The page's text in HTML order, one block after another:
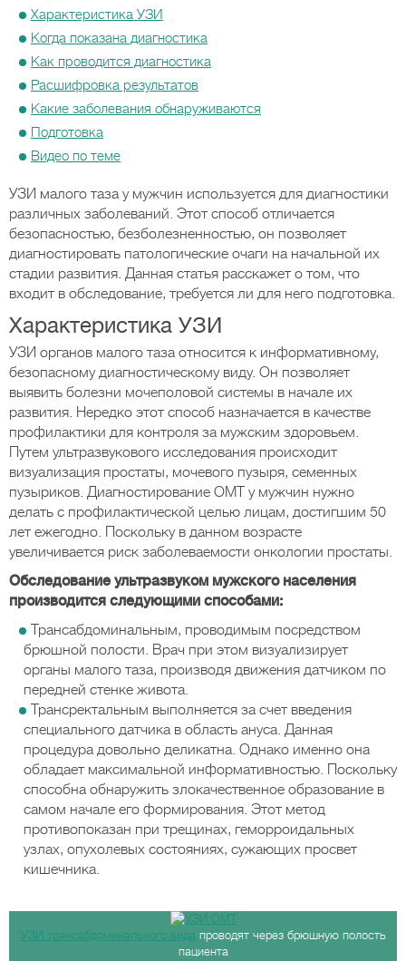
Характеристика УЗИ
Когда показана диагностика
Как проводится диагностика
Расшифровка результатов
Какие заболевания обнаруживаются
Подготовка
Видео по теме
УЗИ малого таза у мужчин используется для диагностики
различных заболеваний. Этот способ отличается
безопасностью, безболезненностью, он позволяет
диагностировать патологические очаги на начальной их
стадии развития. Данная статья расскажет о том, что
входит в обследование, требуется ли для него подготовка.
Характеристика УЗИ
УЗИ органов малого таза относится к информативному,
безопасному диагностическому виду. Он позволяет
выявить болезни мочеполовой системы в начале их
развития. Нередко этот способ назначается в качестве
профилактики для контроля за мужским здоровьем.
Путем ультразвукового исследования происходит
визуализация простаты, мочевого пузыря, семенных
пузыриков. Диагностирование ОМТ у мужчин нужно
делать с профилактической целью лицам, достигшим 50
лет ежегодно. Поскольку в данном возрасте
увеличивается риск заболеваемости онкологии простаты.
Обследование ультразвуком мужского населения
производится следующими способами:
Трансабдоминальным, проводимым посредством
брюшной полости. Врач при этом визуализирует
органы малого таза, производя движения датчиком по
передней стенке живота.
Трансректальным выполняется за счет введения
специального датчика в область ануса. Данная
процедура довольно деликатна. Однако именно она
обладает максимальной информативностью. Поскольку
способна обнаружить злокачественное образование в
самом начале его формирования. Этот метод
противопоказан при трещинах, геморроидальных
узлах, опухолевых состояниях, сужающих просвет
кишечника.
УЗИ трансабдоминального видапроводят через брюшную полость
пациента